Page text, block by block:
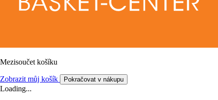
Mezisoučet košíku
Zobrazit můj košík Pokračovat v nákupu
Loading...